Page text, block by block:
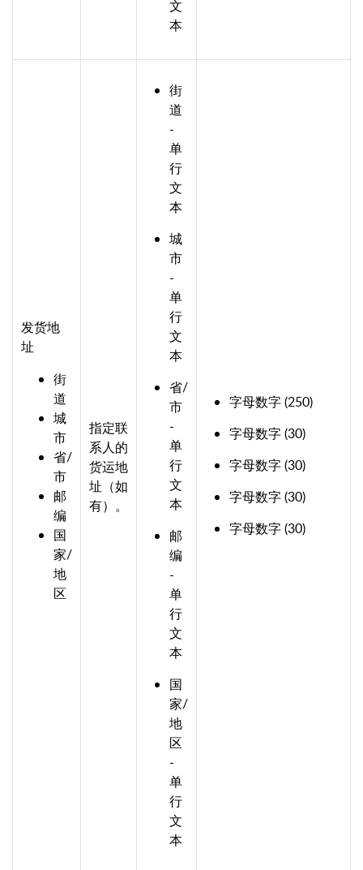
文
本
发货地
址
街
道
城
市
省/
市
邮
编
国
家/
地
区
指定联
系人的
货运地
址（如
有）。
街
道
-
单
行
文
本
城
市
-
单
行
文
本
省/
市
-
单
行
文
本
邮
编
-
单
行
文
本
国
家/
地
区
-
单
行
文
本
字母数字 (250)
字母数字 (30)
字母数字 (30)
字母数字 (30)
字母数字 (30)